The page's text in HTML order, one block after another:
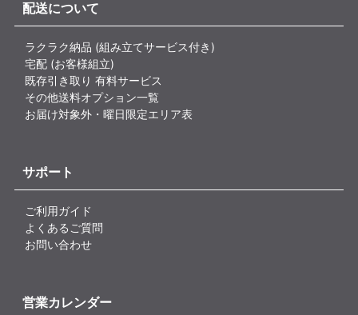
配送について
ラクラク納品 (組み立てサービス付き)
宅配 (お客様組立)
既存引き取り 有料サービス
その他送料オプション一覧
お届け対象外・曜日限定エリア表
サポート
ご利用ガイド
よくあるご質問
お問い合わせ
営業カレンダー